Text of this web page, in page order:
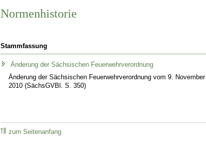
Normenhistorie
Stammfassung
Änderung der Sächsischen Feuerwehrverordnung
Änderung der Sächsischen Feuerwehrverordnung vom 9. November
2010 (SächsGVBl. S. 350)
zum Seitenanfang